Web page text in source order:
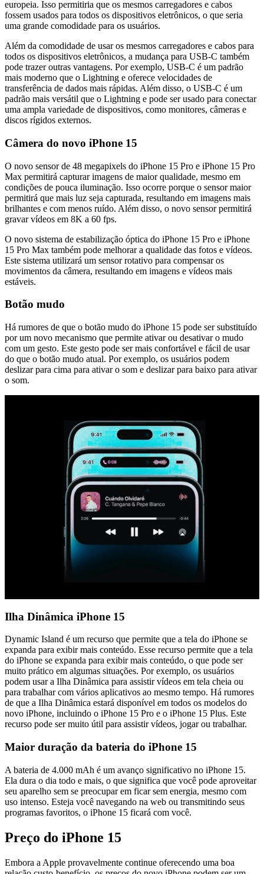
europeia. Isso permitiria que os mesmos carregadores e cabos
fossem usados ​​para todos os dispositivos eletrônicos, o que seria
uma grande comodidade para os usuários.
Além da comodidade de usar os mesmos carregadores e cabos para
todos os dispositivos eletrônicos, a mudança para USB-C também
pode trazer outras vantagens. Por exemplo, USB-C é um padrão
mais moderno que o Lightning e oferece velocidades de
transferência de dados mais rápidas. Além disso, o USB-C é um
padrão mais versátil que o Lightning e pode ser usado para conectar
uma ampla variedade de dispositivos, como monitores, câmeras e
discos rígidos externos.
Câmera do novo iPhone 15
O novo sensor de 48 megapixels do iPhone 15 Pro e iPhone 15 Pro
Max permitirá capturar imagens de maior qualidade, mesmo em
condições de pouca iluminação. Isso ocorre porque o sensor maior
permitirá que mais luz seja capturada, resultando em imagens mais
brilhantes e com menos ruído. Além disso, o novo sensor permitirá
gravar vídeos em 8K a 60 fps.
O novo sistema de estabilização óptica do iPhone 15 Pro e iPhone
15 Pro Max também pode melhorar a qualidade das fotos e vídeos.
Este sistema utilizará um sensor rotativo para compensar os
movimentos da câmera, resultando em imagens e vídeos mais
estáveis.
Botão mudo
Há rumores de que o botão mudo do iPhone 15 pode ser substituído
por um novo mecanismo que permite ativar ou desativar o mudo
com um gesto. Este gesto pode ser mais confortável e fácil de usar
do que o botão mudo atual. Por exemplo, os usuários podem
deslizar para cima para ativar o som e deslizar para baixo para ativar
o som.
Ilha Dinâmica iPhone 15
Dynamic Island é um recurso que permite que a tela do iPhone se
expanda para exibir mais conteúdo. Esse recurso permite que a tela
do iPhone se expanda para exibir mais conteúdo, o que pode ser
muito prático em algumas situações. Por exemplo, os usuários
podem usar a Ilha Dinâmica para assistir vídeos em tela cheia ou
para trabalhar com vários aplicativos ao mesmo tempo. Há rumores
de que a Ilha Dinâmica estará disponível em todos os modelos do
novo iPhone, incluindo o iPhone 15 Pro e o iPhone 15 Plus. Este
recurso pode ser muito útil para assistir vídeos, jogar ou trabalhar.
Maior duração da bateria do iPhone 15
A bateria de 4.000 mAh é um avanço significativo no iPhone 15.
Ela dura o dia todo e mais, o que significa que você pode aproveitar
seu aparelho sem se preocupar em ficar sem energia, mesmo com
uso intenso. Esteja você navegando na web ou transmitindo seus
programas favoritos, o iPhone 15 ficará com você.
Preço do iPhone 15
Embora a Apple provavelmente continue oferecendo uma boa